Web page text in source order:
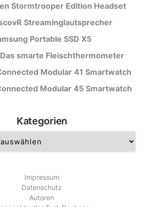
Stormtrooper Edition Headset
Streaminglautsprecher
Portable SSD X5
Das smarte Fleischthermometer
Modular 41 Smartwatch
Modular 45 Smartwatch
Kategorien
Impressum
Datenschutz
Autoren